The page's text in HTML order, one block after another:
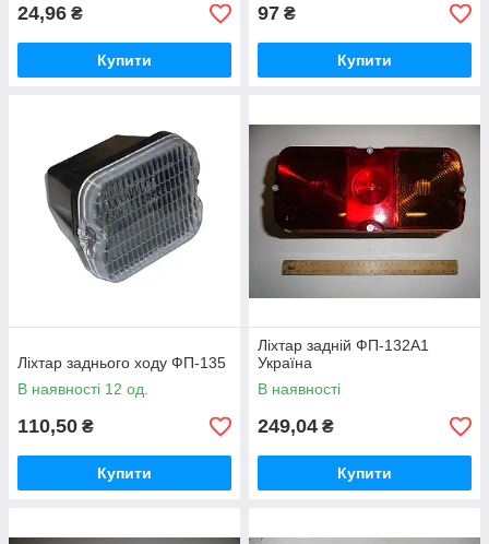
24,96 ₴
Купити
97 ₴
Купити
Ліхтар заднього ходу ФП-135
В наявності 12 од.
110,50 ₴
Купити
Ліхтар задній ФП-132А1
Україна
В наявності
249,04 ₴
Купити